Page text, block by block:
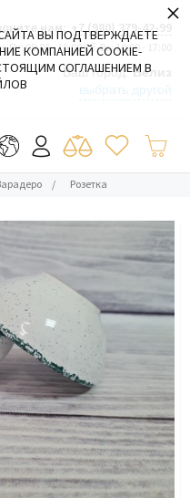
нам: +7 (980) 379-42-99
Пт: 09:00 - 19:00 Сб-Вс: 10:00 - 17:00
Ваш город:Белиз
/ Розетка
ВЫ ПОДТВЕРЖДАЕТЕ
КОМПАНИЕЙ COOKIE-
СОГЛАШЕНИЕМ В
×